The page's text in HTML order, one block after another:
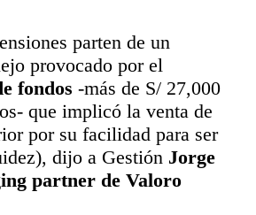
parten de un
provocado por el
fondos -más de S/ 27,000
que implicó la venta de
por su facilidad para ser
dijo a Gestión Jorge
partner de Valoro